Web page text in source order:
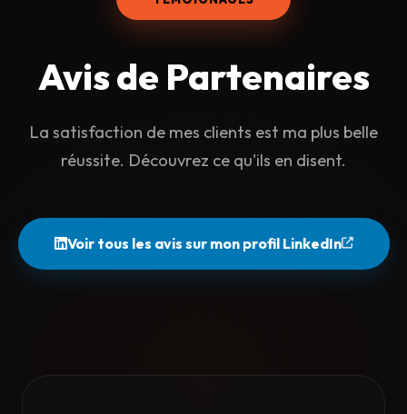
Avis de Partenaires
La satisfaction de mes clients est ma plus belle
réussite. Découvrez ce qu'ils en disent.
Voir tous les avis sur mon profil LinkedIn